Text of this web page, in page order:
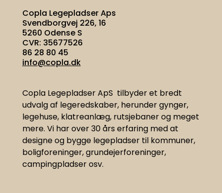
Copla Legepladser Aps
Svendborgvej 226, 16
5260 Odense S
CVR: 35677526
86 28 80 45
info@copla.dk
Copla Legepladser ApS tilbyder et bredt
udvalg af legeredskaber, herunder gynger,
legehuse, klatreanlæg, rutsjebaner og meget
mere. Vi harover 30 års erfaring med at
designe og bygge legepladser til kommuner,
boligforeninger, grundejerforeninger,
campingpladser osv.